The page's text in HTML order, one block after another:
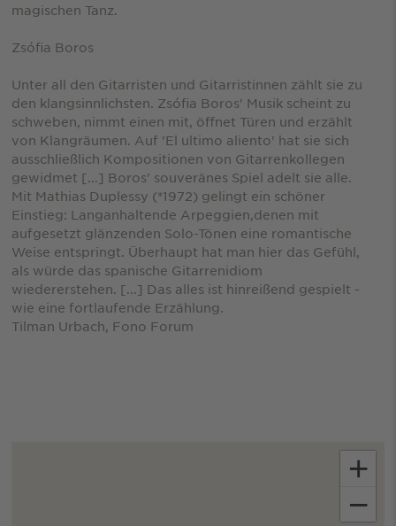
magischen Tanz.
Zsófia Boros
Unter all den Gitarristen und Gitarristinnen zählt sie zu
den klangsinnlichsten. Zsófia Boros' Musik scheint zu
schweben, nimmt einen mit, öffnet Türen und erzählt
von Klangräumen. Auf 'El ultimo aliento' hat sie sich
ausschließlich Kompositionen von Gitarrenkollegen
gewidmet [...] Boros' souveränes Spiel adelt sie alle.
Mit Mathias Duplessy (*1972) gelingt ein schöner
Einstieg: Langanhaltende Arpeggien,denen mit
aufgesetzt glänzenden Solo-Tönen eine romantische
Weise entspringt. Überhaupt hat man hier das Gefühl,
als würde das spanische Gitarrenidiom
wiedererstehen. [...] Das alles ist hinreißend gespielt -
wie eine fortlaufende Erzählung.
Tilman Urbach, Fono Forum
+
−